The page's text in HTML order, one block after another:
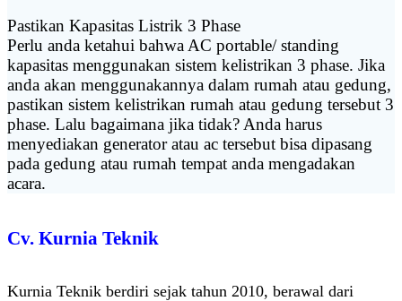
Pastikan Kapasitas Listrik 3 Phase
Perlu anda ketahui bahwa AC portable/ standing
kapasitas menggunakan sistem kelistrikan 3 phase. Jika
anda akan menggunakannya dalam rumah atau gedung,
pastikan sistem kelistrikan rumah atau gedung tersebut 3
phase. Lalu bagaimana jika tidak? Anda harus
menyediakan generator atau ac tersebut bisa dipasang
pada gedung atau rumah tempat anda mengadakan
acara.
Cv. Kurnia Teknik
Kurnia Teknik berdiri sejak tahun 2010, berawal dari